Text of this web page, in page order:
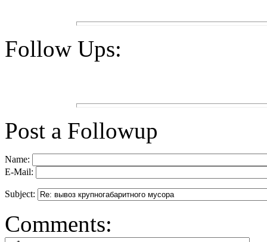
Follow Ups:
Post a Followup
Name:
E-Mail:
Subject:
Comments: